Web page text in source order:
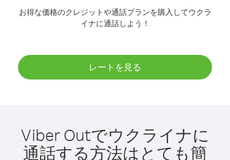
お得な価格のクレジットや通話プランを購入してウクラ
イナに通話しよう！
レートを見る
Viber Outでウクライナに
通話する方法はとても簡